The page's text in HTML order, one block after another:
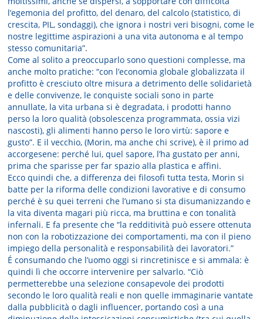
l’egemonia del profitto, del denaro, del calcolo (statistico, di
crescita, PIL, sondaggi), che ignora i nostri veri bisogni, come le
nostre legittime aspirazioni a una vita autonoma e al tempo
stesso comunitaria”.
Come al solito a preoccuparlo sono questioni complesse, ma
anche molto pratiche: “con l’economia globale globalizzata il
profitto è cresciuto oltre misura a detrimento delle solidarietà
e delle convivenze, le conquiste sociali sono in parte
annullate, la vita urbana si è degradata, i prodotti hanno
perso la loro qualità (obsolescenza programmata, ossia vizi
nascosti), gli alimenti hanno perso le loro virtù: sapore e
gusto”. E il vecchio, (Morin, ma anche chi scrive), è il primo ad
accorgesene: perché lui, quel sapore, l’ha gustato per anni,
prima che sparisse per far spazio alla plastica e affini.
Ecco quindi che, a differenza dei filosofi tutta testa, Morin si
batte per la riforma delle condizioni lavorative e di consumo
perché è su quei terreni che l’umano si sta disumanizzando e
la vita diventa magari più ricca, ma bruttina e con tonalità
infernali. E fa presente che “la redditività può essere ottenuta
non con la robotizzazione dei comportamenti, ma con il pieno
impiego della personalità e responsabilità dei lavoratori.”
É consumando che l’uomo oggi si rincretinisce e si ammala: è
quindi lì che occorre intervenire per salvarlo. “Ciò
permetterebbe una selezione consapevole dei prodotti
secondo le loro qualità reali e non quelle immaginarie vantate
dalla pubblicità o dagli influencer, portando così a una